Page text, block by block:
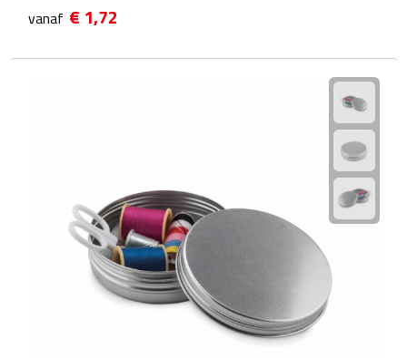
Glazen & karaffen
Cocktailglazen
Wijnglazen
Koffieglazen
vanaf € 1,72